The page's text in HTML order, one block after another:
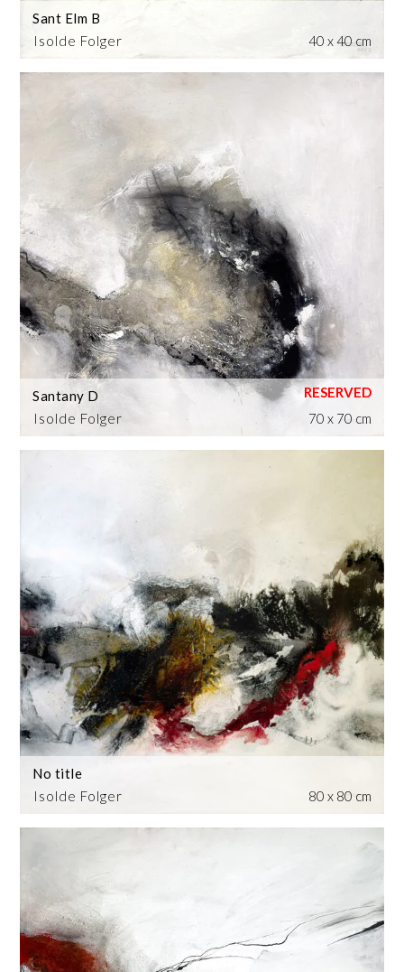
Isolde Folger
Sant Elm B
40 x 40 cm
Isolde Folger
Santany D
70 x 70 cm
Isolde Folger
No title
80 x 80 cm